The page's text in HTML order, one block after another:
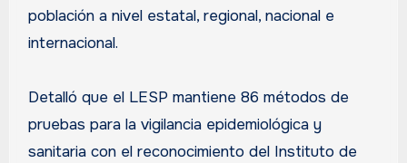
población a nivel estatal, regional, nacional e
internacional.
Detalló que el LESP mantiene 86 métodos de
pruebas para la vigilancia epidemiológica y
sanitaria con el reconocimiento del Instituto de